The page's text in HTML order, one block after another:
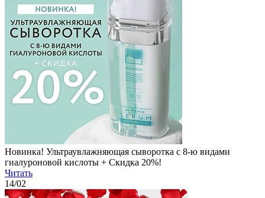
Новинка! Ультраувлажняющая сыворотка с 8-ю видами
гиалуроновой кислоты + Скидка 20%!
Читать
14/02